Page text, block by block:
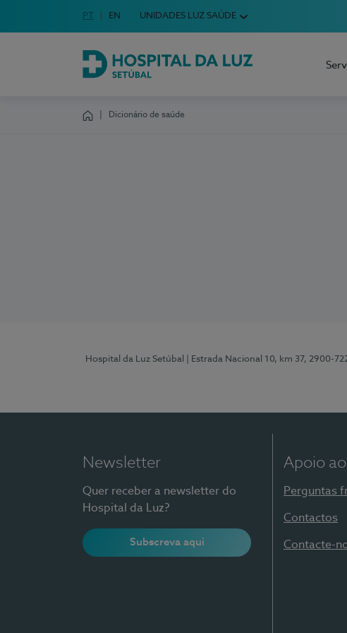
Escolha o seu idioma
Idioma em Português
PT English Language
EN UNIDADES LUZ SAÚDE
Hospital da Luz Setúbal
Dicionário de saúde
Hospital da Luz Setúbal | Estrada Nacional 10, km 37, 2900-
Newsletter
Quer receber a newsletter do
Hospital da Luz?
Subscreva aqui
Apoio
Perguntas
Contactos
Contacte-